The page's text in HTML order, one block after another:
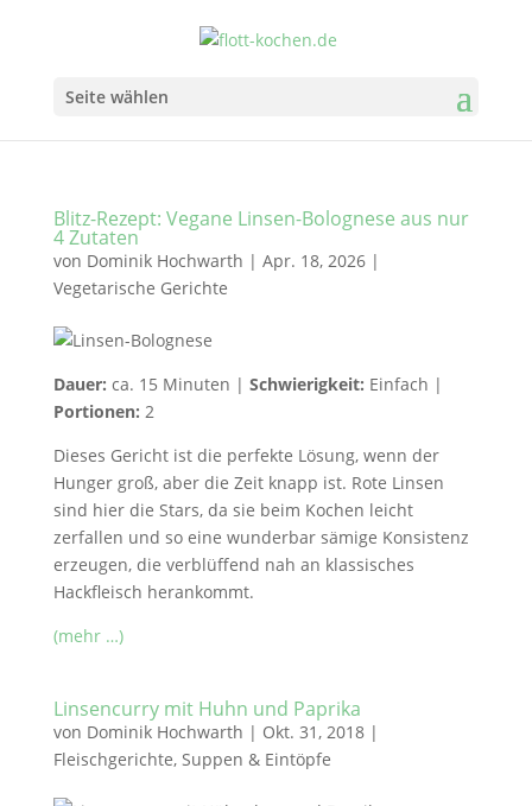
Seite wählen
Blitz-Rezept: Vegane Linsen-Bolognese aus nur
4 Zutaten
von Dominik Hochwarth | Apr. 18, 2026|
Vegetarische Gerichte
Dauer: ca. 15 Minuten | Schwierigkeit: Einfach |
Portionen: 2
Dieses Gericht ist die perfekte Lösung, wenn der
Hunger groß, aber die Zeit knapp ist. Rote Linsen
sind hier die Stars, da sie beim Kochen leicht
zerfallen und so eine wunderbar sämige Konsistenz
erzeugen, die verblüffend nah an klassisches
Hackfleisch herankommt.
(mehr …)
Linsencurry mit Huhn und Paprika
von Dominik Hochwarth | Okt. 31, 2018|
Fleischgerichte, Suppen & Eintöpfe